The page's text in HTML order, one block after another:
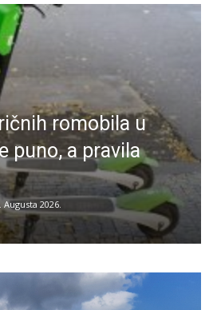
romobila u
puno, a pravila
Augusta 2026.